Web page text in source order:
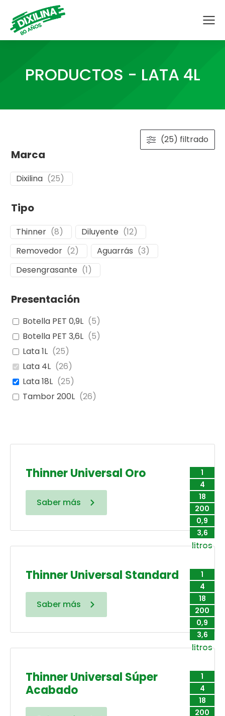
PRODUCTOS - LATA 4L
(25) filtrado
Marca
Dixilina (25)
Tipo
Thinner (8) Diluyente (12)
Removedor (2) Aguarrás (3)
Desengrasante (1)
Presentación
Botella PET 0,9L (5)
Botella PET 3,6L (5)
Lata 1L (25)
Lata 4L (26)
Lata 18L (25)
Tambor 200L (26)
1
4
18
200
0,9
3,6
litros
Thinner Universal Oro
Saber más
1
4
18
200
0,9
3,6
litros
Thinner Universal Standard
Saber más
1
4
18
200
Thinner Universal Súper
Acabado